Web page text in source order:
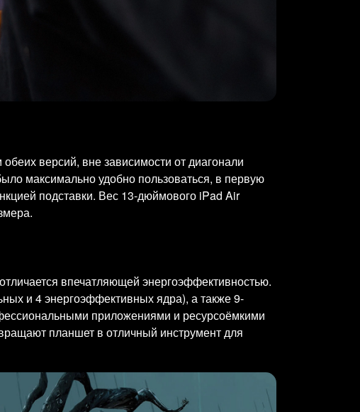
версий, вне зависимости от диагонали
максимально удобно пользоваться, в первую
подставки. Вес 13-дюймового iPad Air
впечатляющей энергоэффективностью.
и 4 энергоэффективных ядра), а также 9-
приложениями и ресурсоёмкими
планшет в отличный инструмент для